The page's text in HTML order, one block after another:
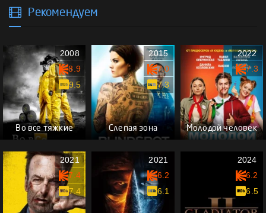
Рекомендуем
Во все тяжкие
2008
8.9
9.5
Слепая зона
2015
7.0
7.3
Молодой человек
2022
7.3
2021
7.4
7.4
2021
6.2
6.1
2024
6.2
6.5